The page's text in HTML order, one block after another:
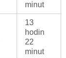
minut
13
hodin
22
minut